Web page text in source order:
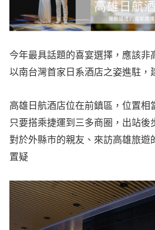
今年最具話題的喜宴選擇，應該非
以南台灣首家日系酒店之姿進駐，
高雄日航酒店位在前鎮區，位置相
只要搭乘捷運到三多商圈，出站後
對於外縣市的親友、來訪高雄旅遊
置疑